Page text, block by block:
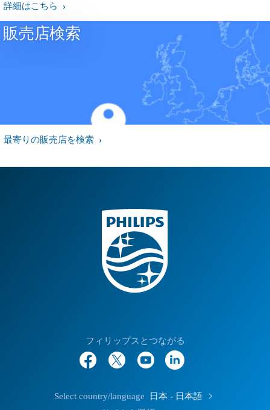
詳細はこちら
販売店検索
最寄りの販売店を検索
フィリップスとつながる
Select country/language
日本 - 日本語